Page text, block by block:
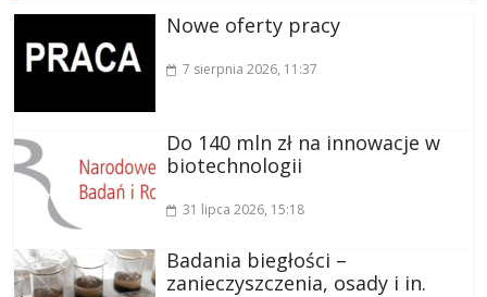
Nowe oferty pracy
7 sierpnia 2026, 11:37
Do 140 mln zł na innowacje w
biotechnologii
31 lipca 2026, 15:18
Badania biegłości –
zanieczyszczenia, osady i in.